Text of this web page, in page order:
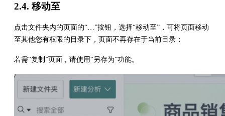
2.4. 移动至
点击文件夹内的页面的“…”按钮，选择“移动至”，可将页面移动
至其他您有权限的目录下，页面不再存在于当前目录；
若需“复制”页面，请使用“另存为”功能。